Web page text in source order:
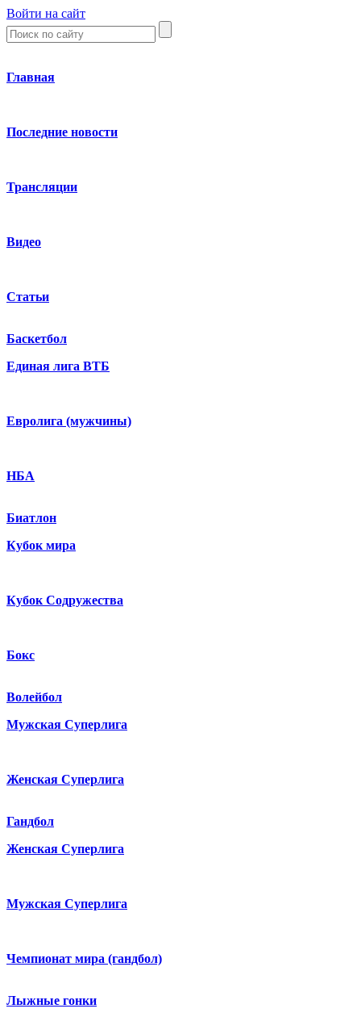
Войти на сайт
Главная
Последние новости
Трансляции
Видео
Статьи
Баскетбол
Единая лига ВТБ
Евролига (мужчины)
НБА
Биатлон
Кубок мира
Кубок Содружества
Бокс
Волейбол
Мужская Суперлига
Женская Суперлига
Гандбол
Женская Суперлига
Мужская Суперлига
Чемпионат мира (гандбол)
Лыжные гонки